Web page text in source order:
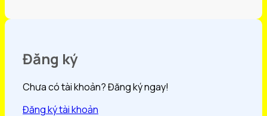
Đăng ký
Chưa có tài khoản? Đăng ký ngay!
Đăng ký tài khoản